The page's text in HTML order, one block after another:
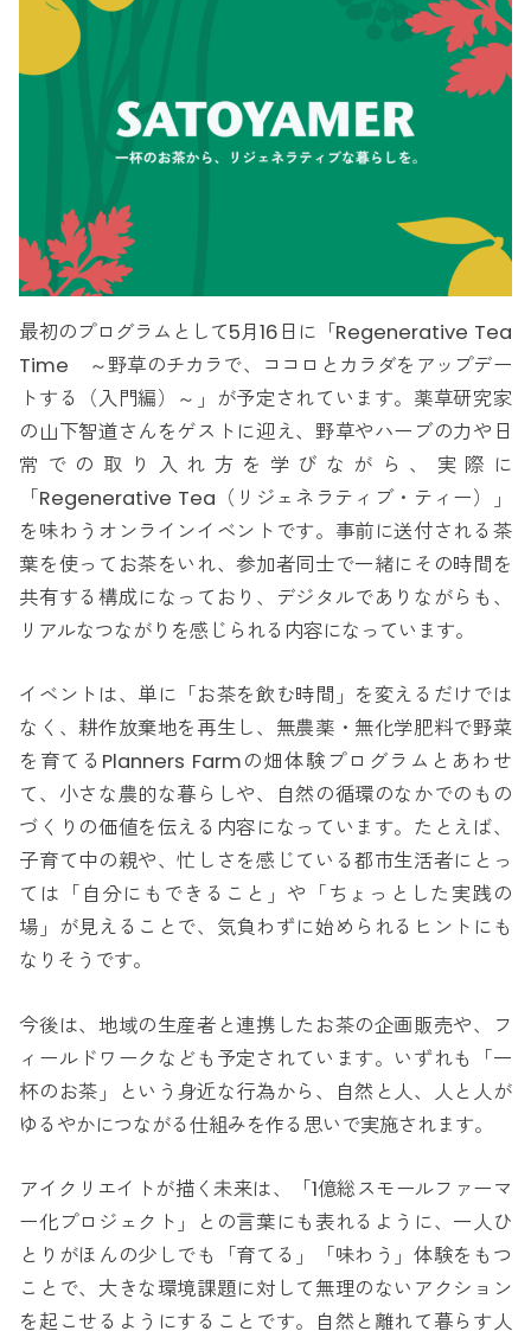
最初のプログラムとして5月16日に「Regenerative Tea
Time ～野草のチカラで、ココロとカラダをアップデー
トする（入門編）～」が予定されています。薬草研究家
の山下智道さんをゲストに迎え、野草やハーブの力や日
常での取り入れ方を学びながら、実際に
「Regenerative Tea（リジェネラティブ・ティー）」
を味わうオンラインイベントです。事前に送付される茶
葉を使ってお茶をいれ、参加者同士で一緒にその時間を
共有する構成になっており、デジタルでありながらも、
リアルなつながりを感じられる内容になっています。
イベントは、単に「お茶を飲む時間」を変えるだけでは
なく、耕作放棄地を再生し、無農薬・無化学肥料で野菜
を育てるPlanners Farmの畑体験プログラムとあわせ
て、小さな農的な暮らしや、自然の循環のなかでのもの
づくりの価値を伝える内容になっています。たとえば、
子育て中の親や、忙しさを感じている都市生活者にとっ
ては「自分にもできること」や「ちょっとした実践の
場」が見えることで、気負わずに始められるヒントにも
なりそうです。
今後は、地域の生産者と連携したお茶の企画販売や、フ
ィールドワークなども予定されています。いずれも「一
杯のお茶」という身近な行為から、自然と人、人と人が
ゆるやかにつながる仕組みを作る思いで実施されます。
アイクリエイトが描く未来は、「1億総スモールファーマ
ー化プロジェクト」との言葉にも表れるように、一人ひ
とりがほんの少しでも「育てる」「味わう」体験をもつ
ことで、大きな環境課題に対して無理のないアクション
を起こせるようにすることです。自然と離れて暮らす人